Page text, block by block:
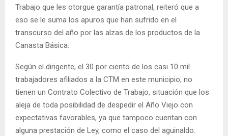
Trabajo que les otorgue garantía patronal, reiteró que a
eso se le suma los apuros que han sufrido en el
transcurso del año por las alzas de los productos de la
Canasta Básica.
Según el dirigente, el 30 por ciento de los casi 10 mil
trabajadores afiliados a la CTM en este municipio, no
tienen un Contrato Colectivo de Trabajo, situación que los
aleja de toda posibilidad de despedir el Año Viejo con
expectativas favorables, ya que tampoco cuentan con
alguna prestación de Ley, como el caso del aguinaldo.